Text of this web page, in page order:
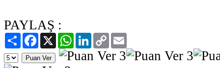
PAYLAŞ :
PaylaşFacebook
X WhatsAppLinkedIn
Copy
Link